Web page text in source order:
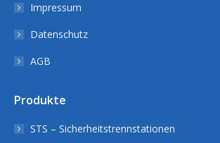
Impressum
Datenschutz
AGB
Produkte
STS – Sicherheitstrennstationen